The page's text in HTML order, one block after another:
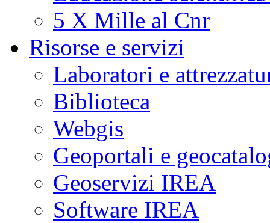
5 X Mille al Cnr
Risorse e servizi
Laboratori e
Biblioteca
Webgis
Geoportali e
Geoservizi IREA
Software IREA